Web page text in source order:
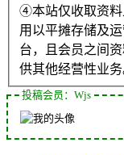
④本站仅收取资料
用以平摊存储及
台，且会员之间
供其他经营性业务
投稿会员：Wjs